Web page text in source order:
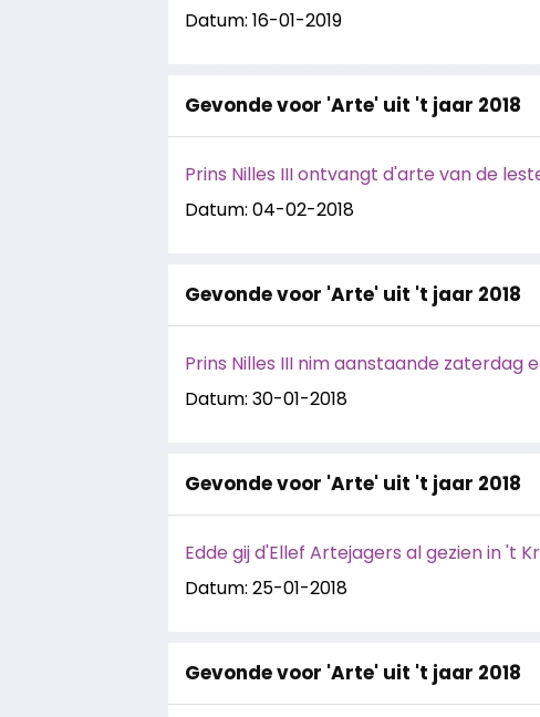
Datum: 16-01-2019
Gevonde voor 'Arte' uit 't jaar 2018
Prins Nilles III ontvangt d'arte van de
Datum: 04-02-2018
Gevonde voor 'Arte' uit 't jaar 2018
Prins Nilles III nim aanstaande zaterdag
Datum: 30-01-2018
Gevonde voor 'Arte' uit 't jaar 2018
Edde gij d'Ellef Artejagers al gezien in 't
Datum: 25-01-2018
Gevonde voor 'Arte' uit 't jaar 2018